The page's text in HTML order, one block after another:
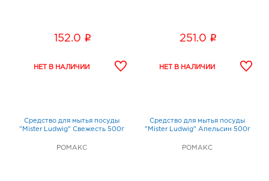
152.0 i 251.0 i
Средство для мытья посуды
"Mister Ludwig" Свежесть 500г
РОМАКС
Средство для мытья посуды
"Mister Ludwig" Апельсин 500г
РОМАКС